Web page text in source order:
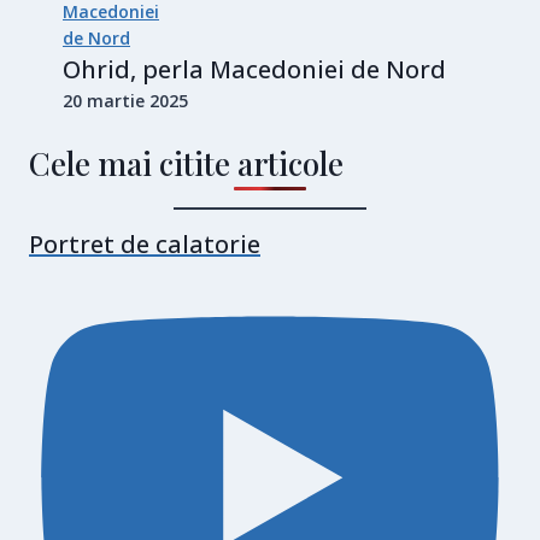
Ohrid, perla Macedoniei de Nord
20 martie 2025
Cele mai citite articole
Portret de calatorie